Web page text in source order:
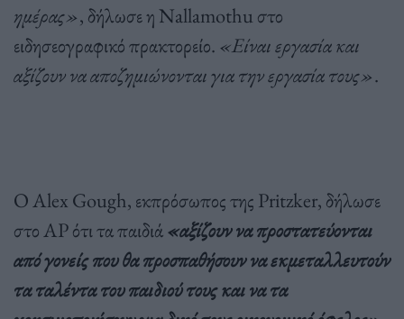
ημέρας», δήλωσε η Nallamothu στο
ειδησεογραφικό πρακτορείο. «Είναι εργασία και
αξίζουν να αποζημιώνονται για την εργασία τους».
Ο Alex Gough, εκπρόσωπος της Pritzker, δήλωσε
στο AP ότι τα παιδιά«αξίζουν να προστατεύονται
από γονείς που θα προσπαθήσουν να εκμεταλλευτούν
τα ταλέντα του παιδιού τους και να τα